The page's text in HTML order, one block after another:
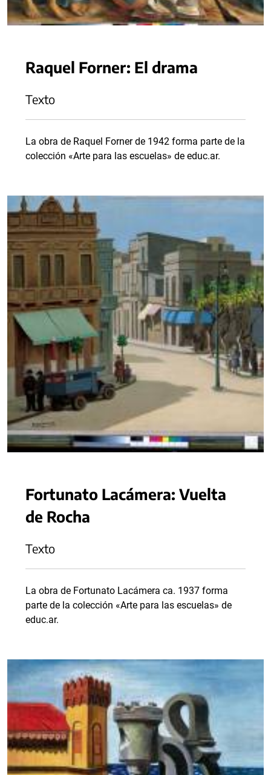
Raquel Forner: El drama
Texto
La obra de Raquel Forner de 1942 forma parte de la
colección «Arte para las escuelas» de educ.ar.
Fortunato Lacámera: Vuelta
de Rocha
Texto
La obra de Fortunato Lacámera ca. 1937 forma
parte de la colección «Arte para las escuelas» de
educ.ar.